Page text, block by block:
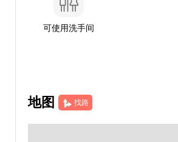
可使用洗手间
地图 找路